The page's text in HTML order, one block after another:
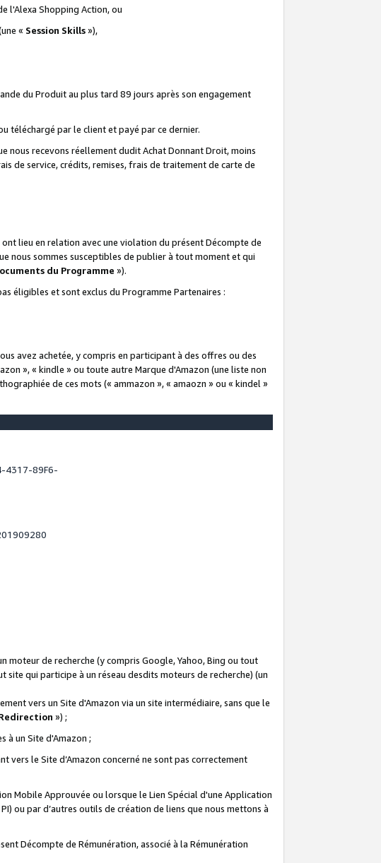
l'Alexa Shopping Action, ou
« Session Skills»),
du Produit au plus tard 89 jours après son engagement
téléchargé par le client et payé par ce dernier.
nous recevons réellement dudit Achat Donnant Droit, moins
de service, crédits, remises, frais de traitement de carte de
lieu en relation avec une violation du présent Décompte de
nous sommes susceptibles de publier à tout moment et qui
du Programme »).
éligibles et sont exclus du Programme Partenaires :
avez achetée, y compris en participant à des offres ou des
», « kindle » ou toute autre Marque d'Amazon (une liste non
de ces mots (« ammazon », « amaozn » ou « kindel »
4317-89F6-
moteur de recherche (y compris Google, Yahoo, Bing ou tout
qui participe à un réseau desdits moteurs de recherche) (un
vers un Site d'Amazon via un site intermédiaire, sans que le
») ;
à un Site d'Amazon ;
vers le Site d’Amazon concerné ne sont pas correctement
Mobile Approuvée ou lorsque le Lien Spécial d'une Application
ou par d’autres outils de création de liens que nous mettons à
Décompte de Rémunération, associé à la Rémunération